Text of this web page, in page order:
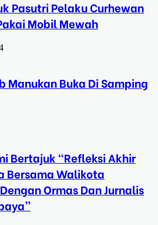
Pasutri Pelaku Curhewan
Mobil Mewah
Manukan Buka Di Samping
Bertajuk “Refleksi Akhir
Bersama Walikota
Ormas Dan Jurnalis